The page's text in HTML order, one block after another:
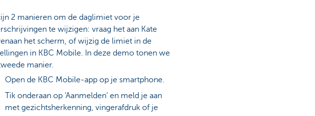
2 manieren om de daglimiet voor je
te wijzigen: vraag het aan Kate
het scherm, of wijzig de limiet in de
in KBC Mobile. In deze demo tonen we
manier.
Open de KBC Mobile-app op je smartphone.
Tik onderaan op ‘Aanmelden’ en meld je aan
met gezichtsherkenning, vingerafdruk of je